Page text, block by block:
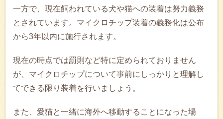
一方で、現在飼われている犬や猫への装着は努力義務
とされています。マイクロチップ装着の義務化は公布
から3年以内に施行されます。
現在の時点では罰則など特に定められておりません
が、マイクロチップについて事前にしっかりと理解し
てできる限り装着を行いましょう。
また、愛猫と一緒に海外へ移動することになった場